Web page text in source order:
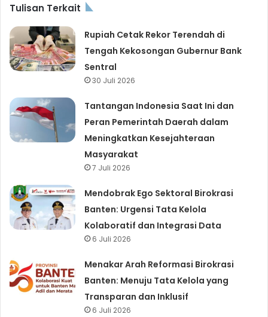
Tulisan Terkait
Rupiah Cetak Rekor Terendah di
Tengah Kekosongan Gubernur Bank
Sentral
30 Juli 2026
Tantangan Indonesia Saat Ini dan
Peran Pemerintah Daerah dalam
Meningkatkan Kesejahteraan
Masyarakat
7 Juli 2026
Mendobrak Ego Sektoral Birokrasi
Banten: Urgensi Tata Kelola
Kolaboratif dan Integrasi Data
6 Juli 2026
Menakar Arah Reformasi Birokrasi
Banten: Menuju Tata Kelola yang
Transparan dan Inklusif
6 Juli 2026